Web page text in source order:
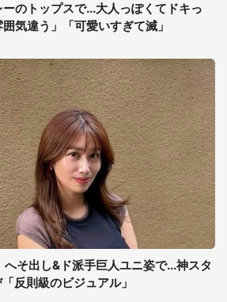
のトップスで...大人っぽくてドキっ
気違う」「可愛いすぎて滅」
そ出し&ド派手巨人ユニ姿で...神スタ
反則級のビジュアル」